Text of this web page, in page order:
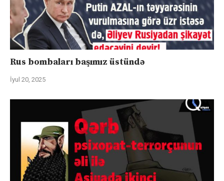
Rus bombaları başımız üstündə
İyul 20, 2025